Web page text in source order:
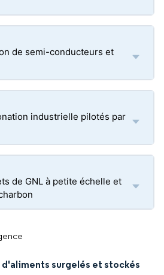
de semi-conducteurs et
industrielle pilotés par
de GNL à petite échelle et
surgelés et stockés